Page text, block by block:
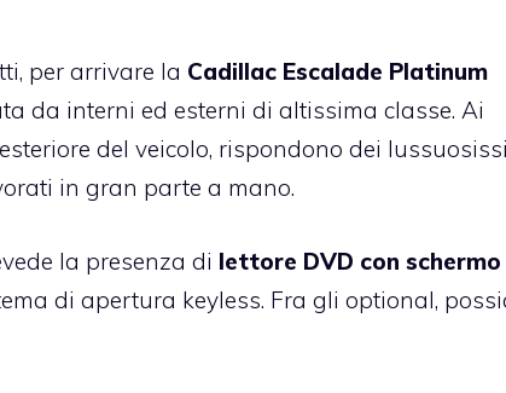
per arrivare la Cadillac Escalade Platinum
da interni ed esterni di altissima classe. Ai
del veicolo, rispondono dei
in gran parte a mano.
la presenza di lettore DVD con schermo
di apertura keyless. Fra gli optional,